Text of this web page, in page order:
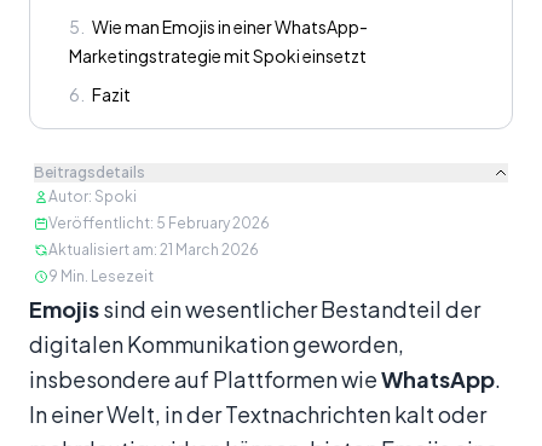
5
Wie man Emojis in einer WhatsApp-
Marketingstrategie mit Spoki einsetzt
6
Fazit
Beitragsdetails
Autor: Spoki
Veröffentlicht: 5 February 2026
Aktualisiert am: 21 March 2026
9 Min. Lesezeit
Inhalt
Emojissind ein wesentlicher Bestandteil der
digitalen Kommunikation geworden,
insbesondere auf Plattformen wieWhatsApp.
In einer Welt, in der Textnachrichten kalt oder